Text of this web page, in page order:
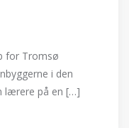
for Tromsø
i den
lærere på en […]